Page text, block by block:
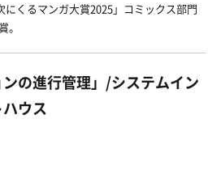
にくるマンガ大賞2025」コミックス部門
。
ンの進行管理」/システムイン
ウス